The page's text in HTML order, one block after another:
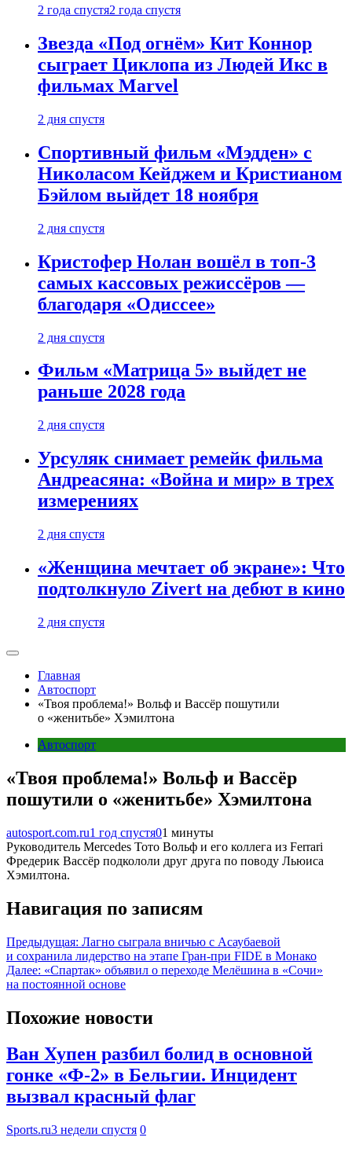
2 года спустя2 года спустя
Звезда «Под огнём» Кит Коннор
сыграет Циклопа из Людей Икс в
фильмах Marvel
2 дня спустя
Спортивный фильм «Мэдден» с
Николасом Кейджем и Кристианом
Бэйлом выйдет 18 ноября
2 дня спустя
Кристофер Нолан вошёл в топ-3
самых кассовых режиссёров —
благодаря «Одиссее»
2 дня спустя
Фильм «Матрица 5» выйдет не
раньше 2028 года
2 дня спустя
Урсуляк снимает ремейк фильма
Андреасяна: «Война и мир» в трех
измерениях
2 дня спустя
«Женщина мечтает об экране»: Что
подтолкнуло Zivert на дебют в кино
2 дня спустя
Главная
Автоспорт
«Твоя проблема!» Вольф и Вассёр пошутили
о «женитьбе» Хэмилтона
Автоспорт
«Твоя проблема!» Вольф и Вассёр
пошутили о «женитьбе» Хэмилтона
autosport.com.ru1 год спустя01 минуты
Руководитель Mercedes Тото Вольф и его коллега из Ferrari
Фредерик Вассёр подкололи друг друга по поводу Льюиса
Хэмилтона.
Навигация по записям
Предыдущая: Лагно сыграла вничью с Асаубаевой
и сохранила лидерство на этапе Гран‑при FIDE в Монако
Далее: «Спартак» объявил о переходе Мелёшина в «Сочи»
на постоянной основе
Похожие новости
Ван Хупен разбил болид в основной
гонке «Ф-2» в Бельгии. Инцидент
вызвал красный флаг
Sports.ru3 недели спустя 0